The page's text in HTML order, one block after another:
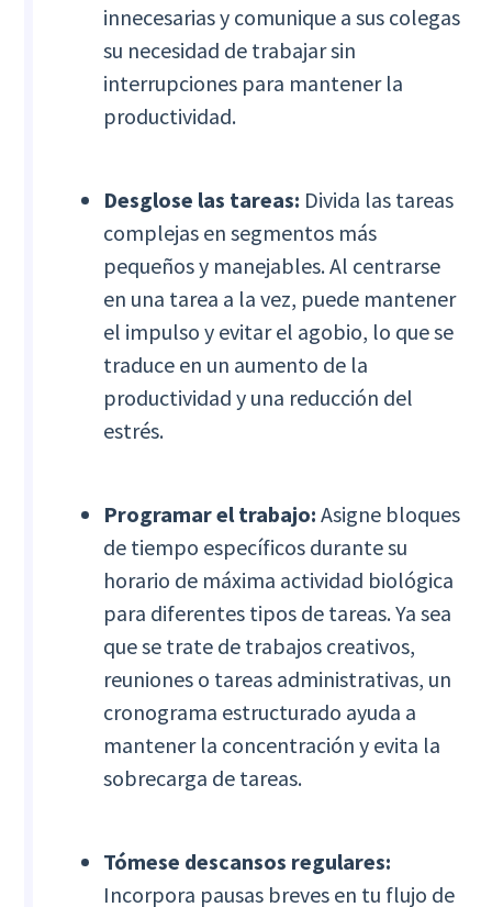
innecesarias y comunique a sus colegas
su necesidad de trabajar sin
interrupciones para mantener la
productividad.
Desglose las tareas: Divida las tareas
complejas en segmentos más
pequeños y manejables. Al centrarse
en una tarea a la vez, puede mantener
el impulso y evitar el agobio, lo que se
traduce en un aumento de la
productividad y una reducción del
estrés.
Programar el trabajo: Asigne bloques
de tiempo específicos durante su
horario de máxima actividad biológica
para diferentes tipos de tareas. Ya sea
que se trate de trabajos creativos,
reuniones o tareas administrativas, un
cronograma estructurado ayuda a
mantener la concentración y evita la
sobrecarga de tareas.
Tómese descansos regulares:
Incorpora pausas breves en tu flujo de